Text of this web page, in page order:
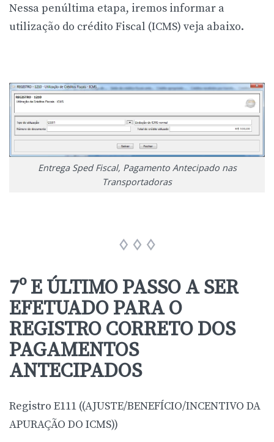
Nessa penúltima etapa, iremos informar a
utilização do crédito Fiscal (ICMS) veja abaixo.
Entrega Sped Fiscal, Pagamento Antecipado nas
Transportadoras
7º E ÚLTIMO PASSO A SER
EFETUADO PARA O
REGISTRO CORRETO DOS
PAGAMENTOS
ANTECIPADOS
Registro E111 ((AJUSTE/BENEFÍCIO/INCENTIVO DA
APURAÇÃO DO ICMS))